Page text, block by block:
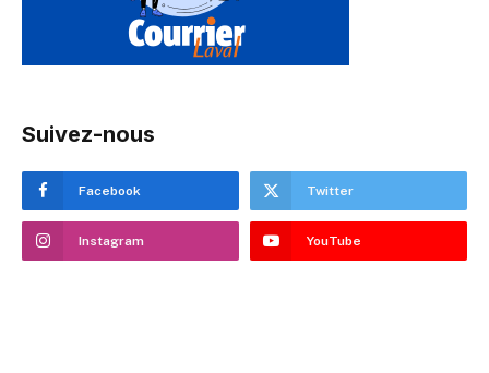
Suivez-nous
Facebook Twitter
Instagram YouTube